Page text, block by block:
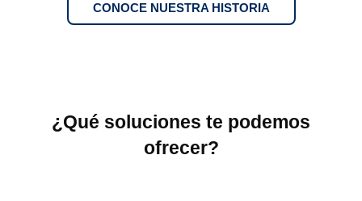
CONOCE NUESTRA HISTORIA
¿Qué soluciones te podemos
ofrecer?